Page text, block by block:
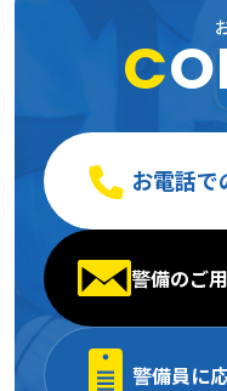
C
お電話で
警備のご
警備員に